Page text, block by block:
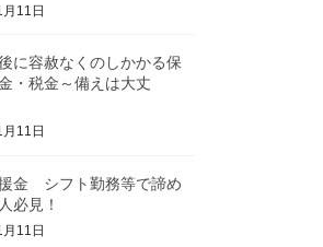
11日
後に容赦なくのしかかる保
・税金～備えは大丈
11日
金 シフト勤務等で諦め
必見！
11日